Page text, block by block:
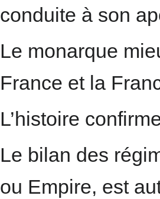
conduite à son
Le monarque
France et la
L’histoire
Le bilan des
ou Empire, est